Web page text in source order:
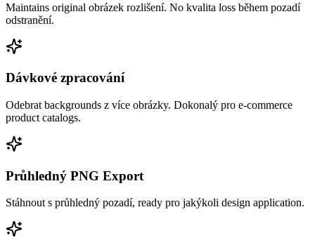
Maintains original obrázek rozlišení. No kvalita loss během pozadí
odstranění.
Dávkové zpracování
Odebrat backgrounds z více obrázky. Dokonalý pro e-commerce
product catalogs.
Průhledný PNG Export
Stáhnout s průhledný pozadí, ready pro jakýkoli design application.